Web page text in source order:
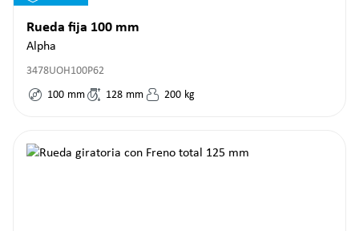
Rueda fija 100 mm
Alpha
3478UOH100P62
100 mm 128 mm 200 kg